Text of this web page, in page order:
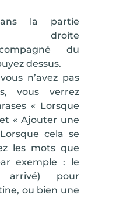
la partie
droite
du
dessus.
n’avez pas
vous verrez
« Lorsque
« Ajouter une
cela se
les mots que
exemple : le
arrivé) pour
ou bien une